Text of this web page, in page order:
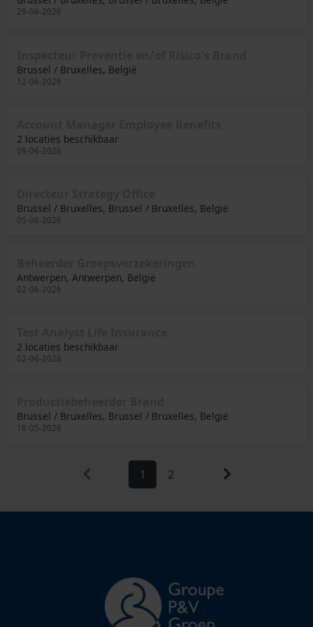
29-06-2026
Brussel / Bruxelles, België
12-06-2026
2 locaties beschikbaar
09-06-2026
Brussel / Bruxelles, Brussel / Bruxelles, België
05-06-2026
Antwerpen, Antwerpen, België
02-06-2026
2 locaties beschikbaar
02-06-2026
Brussel / Bruxelles, Brussel / Bruxelles, België
18-05-2026
1 2